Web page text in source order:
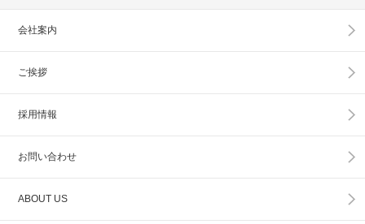
会社案内
ご挨拶
採用情報
お問い合わせ
ABOUT US